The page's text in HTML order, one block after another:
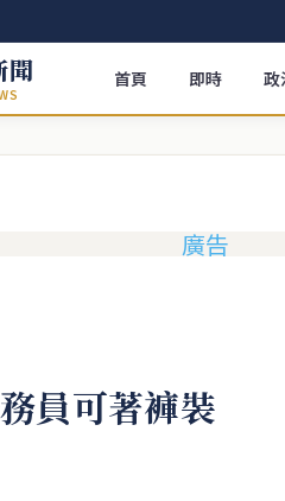
聞 首頁 即時 政
員可著褲裝